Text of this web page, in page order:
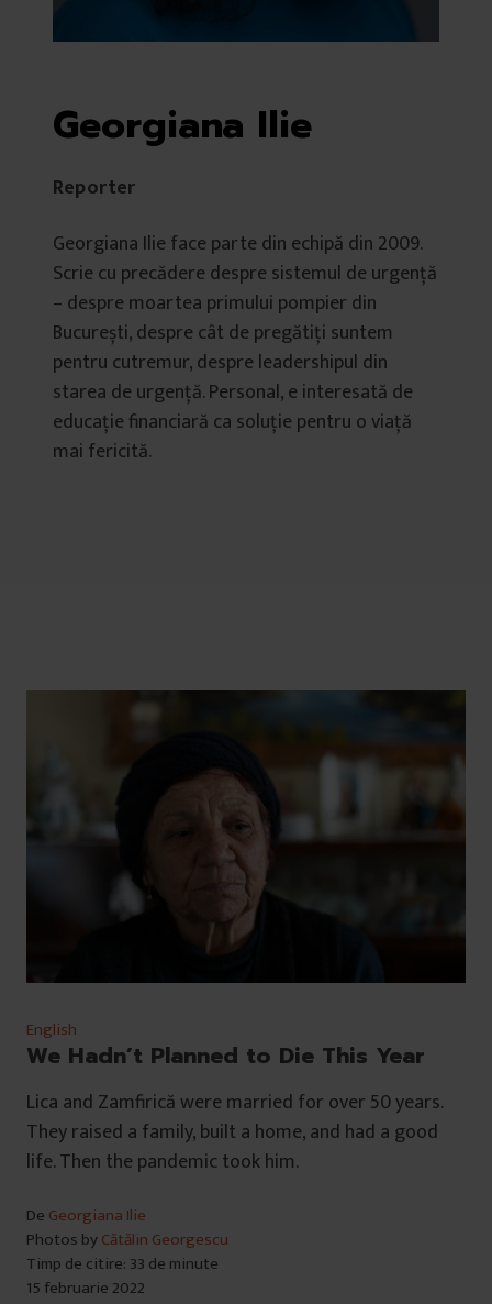
Georgiana Ilie
Reporter
Georgiana Ilie face parte din echipă din 2009.
Scrie cu precădere despre sistemul de urgență
– despre moartea primului pompier din
București, despre cât de pregătiți suntem
pentru cutremur, despre leadershipul din
starea de urgență. Personal, e interesată de
educație financiară ca soluție pentru o viață
mai fericită.
English
We Hadn’t Planned to Die This Year
Lica and Zamfirică were married for over 50 years.
They raised a family, built a home, and had a good
life. Then the pandemic took him.
De Georgiana Ilie
Photos byCătălin Georgescu
Timp de citire: 33 de minute
15 februarie 2022